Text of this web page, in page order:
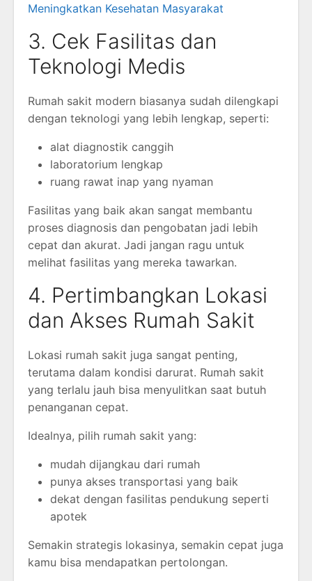
Meningkatkan Kesehatan Masyarakat
3. Cek Fasilitas dan
Teknologi Medis
Rumah sakit modern biasanya sudah dilengkapi
dengan teknologi yang lebih lengkap, seperti:
alat diagnostik canggih
laboratorium lengkap
ruang rawat inap yang nyaman
Fasilitas yang baik akan sangat membantu
proses diagnosis dan pengobatan jadi lebih
cepat dan akurat. Jadi jangan ragu untuk
melihat fasilitas yang mereka tawarkan.
4. Pertimbangkan Lokasi
dan Akses Rumah Sakit
Lokasi rumah sakit juga sangat penting,
terutama dalam kondisi darurat. Rumah sakit
yang terlalu jauh bisa menyulitkan saat butuh
penanganan cepat.
Idealnya, pilih rumah sakit yang:
mudah dijangkau dari rumah
punya akses transportasi yang baik
dekat dengan fasilitas pendukung seperti
apotek
Semakin strategis lokasinya, semakin cepat juga
kamu bisa mendapatkan pertolongan.